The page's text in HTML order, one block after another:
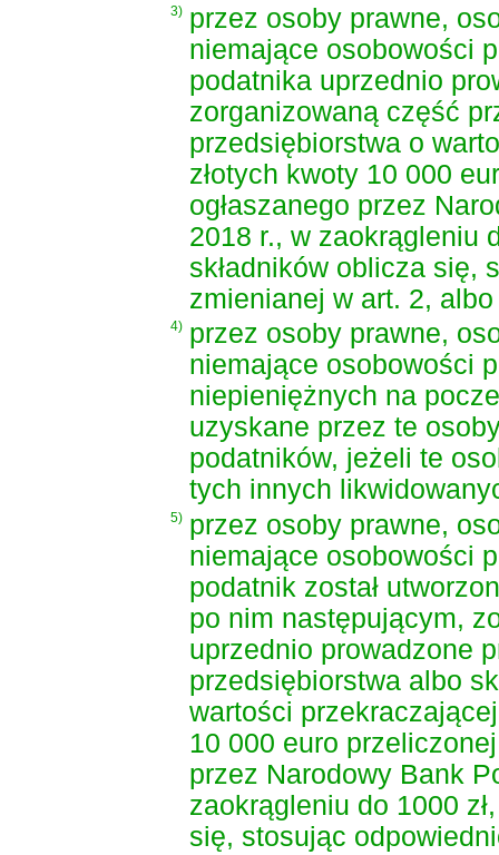
3) przez osoby prawne,
niemające osobowości
podatnika uprzednio
zorganizowaną część
przedsiębiorstwa o
złotych kwoty 10 000
ogłaszanego przez
2018 r., w zaokrągleniu
składników oblicza się,
zmienianej w art. 2, albo
4) przez osoby prawne,
niemające osobowości
niepieniężnych na
uzyskane przez te
podatników, jeżeli te
tych innych
5) przez osoby prawne,
niemające osobowości
podatnik został
po nim następującym,
uprzednio prowadzone
przedsiębiorstwa albo
wartości
10 000 euro
przez Narodowy Bank
zaokrągleniu do 1000
się, stosując